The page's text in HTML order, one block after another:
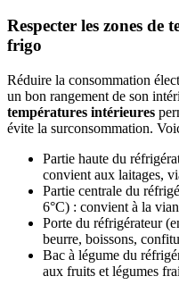
Respecter les zones de
frigo
Réduire la consommation
un bon rangement de son
températures intérieures
évite la surconsommation.
Partie haute du
convient aux laitages,
Partie centrale du
6°C) : convient à la
Porte du réfrigérateur
beurre, boissons,
Bac à légume du
aux fruits et légumes